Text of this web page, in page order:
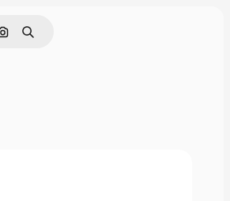
Nach Bild suchen
Suchen